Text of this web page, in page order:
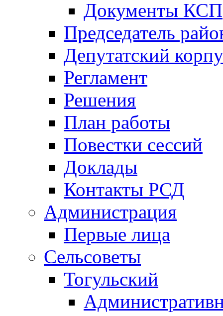
Документы КСП
Председатель
Депутатский
Регламент
Решения
План работы
Повестки сессий
Доклады
Контакты РСД
Администрация
Первые лица
Сельсоветы
Тогульский